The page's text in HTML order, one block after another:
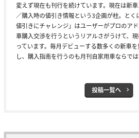
変えず現在も刊行を続けています。現在は新
／購入時の値引き情報という3企画が柱。とく
値引きにチャレンジ」はユーザーがプロのア
車購入交渉を行うというリアルさがうけて、
っています。毎月デビューする数多くの新車
し、購入指南を行うのも月刊自家用車ならでは
投稿一覧へ